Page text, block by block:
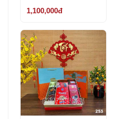
1,100,000đ